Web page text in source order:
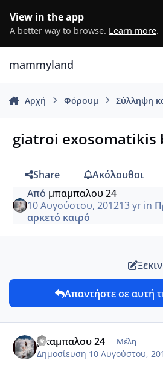
View in the app
A better way to browse. Learn more.
mammyland
Αρχή Φόρουμ Σύλληψη
giatroi exosomatikis
Share
Ακόλουθοι
Από μπαμπαλου 24
10 Αυγούστου, 201213 yrin
αρκετό καιρό
Απαντήστε σε αυτή
μπαμπαλου 24 Μέλη
Δημοσίευση 10 Αυγούστου,